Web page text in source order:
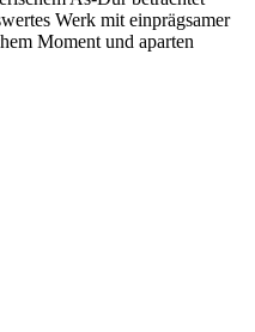
Werk mit einprägsamer
Moment und aparten